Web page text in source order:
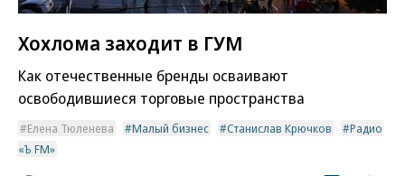
Хохлома заходит в ГУМ
Как отечественные бренды осваивают
освободившиеся торговые пространства
Елена Тюленева Малый бизнес Станислав Крючков
Радио
«Ъ FM»